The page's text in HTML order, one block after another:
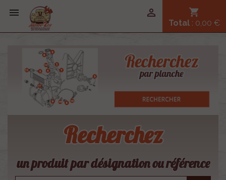
 shopping_cart
Total : 0,00 €

Recherchez
un produit par désignation ou référence